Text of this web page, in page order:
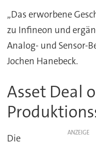
„Das erworbene
zu Infineon und
Analog- und Sensor-
Jochen Hanebeck.
Asset Deal
ANZEIGE
Die